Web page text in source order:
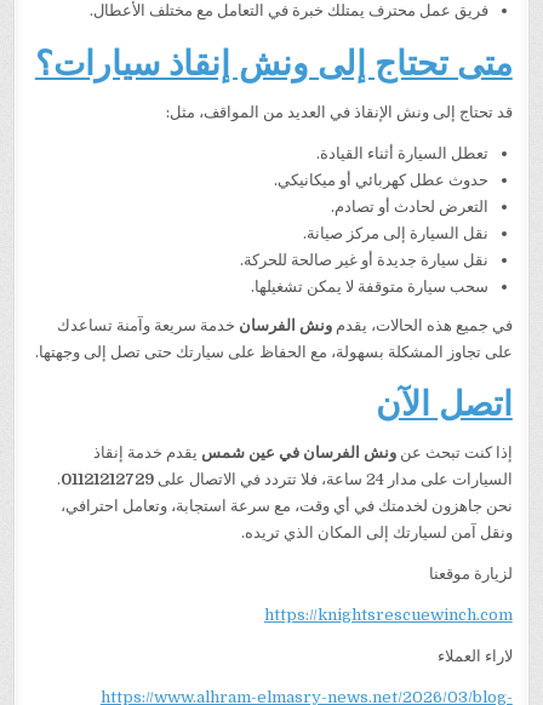
فريق عمل محترف يمتلك خبرة في التعامل مع مختلف الأعطال.
متى تحتاج إلى ونش إنقاذ سيارات؟
قد تحتاج إلى ونش الإنقاذ في العديد من المواقف، مثل:
تعطل السيارة أثناء القيادة.
حدوث عطل كهربائي أو ميكانيكي.
التعرض لحادث أو تصادم.
نقل السيارة إلى مركز صيانة.
نقل سيارة جديدة أو غير صالحة للحركة.
سحب سيارة متوقفة لا يمكن تشغيلها.
في جميع هذه الحالات، يقدمونش الفرسان خدمة سريعة وآمنة تساعدك
على تجاوز المشكلة بسهولة، مع الحفاظ على سيارتك حتى تصل إلى وجهتها.
اتصل الآن
إذا كنت تبحث عنونش الفرسان في عين شمس يقدم خدمة إنقاذ
السيارات على مدار 24 ساعة، فلا تتردد في الاتصال على
01121212729
.
نحن جاهزون لخدمتك في أي وقت، مع سرعة استجابة، وتعامل احترافي،
ونقل آمن لسيارتك إلى المكان الذي تريده.
لزيارة موقعنا
https://knightsrescuewinch.com
لاراء العملاء
https://www.alhram-elmasry-news.net/2026/03/blog-